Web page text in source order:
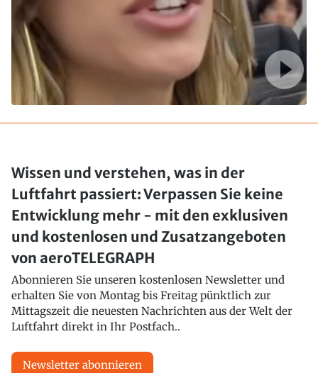
Wissen und verstehen, was in der
Luftfahrt passiert: Verpassen Sie keine
Entwicklung mehr - mit den exklusiven
und kostenlosen und Zusatzangeboten
von aeroTELEGRAPH
Abonnieren Sie unseren kostenlosen Newsletter und
erhalten Sie von Montag bis Freitag pünktlich zur
Mittagszeit die neuesten Nachrichten aus der Welt der
Luftfahrt direkt in Ihr Postfach..
Newsletter abonnieren